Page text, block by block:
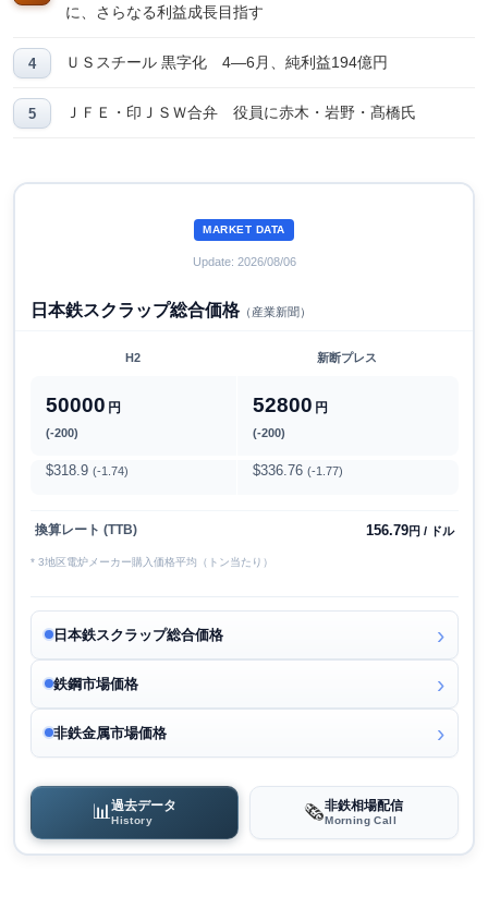
に、さらなる利益成長目指す
ＵＳスチール 黒字化 4―6月、純利益194億円
ＪＦＥ・印ＪＳＷ合弁 役員に赤木・岩野・髙橋氏
MARKET DATA
Update: 2026/08/06
日本鉄スクラップ総合価格（産業新聞）
H2 新断プレス
50000 円
(-200)
52800 円
(-200)
$318.9 (-1.74) $336.76 (-1.77)
換算レート (TTB) 156.79円 / ドル
* 3地区電炉メーカー購入価格平均（トン当たり）
日本鉄スクラップ総合価格
鉄鋼市場価格
非鉄金属市場価格
📊過去データ
History 🗞️非鉄相場配信
Morning Call